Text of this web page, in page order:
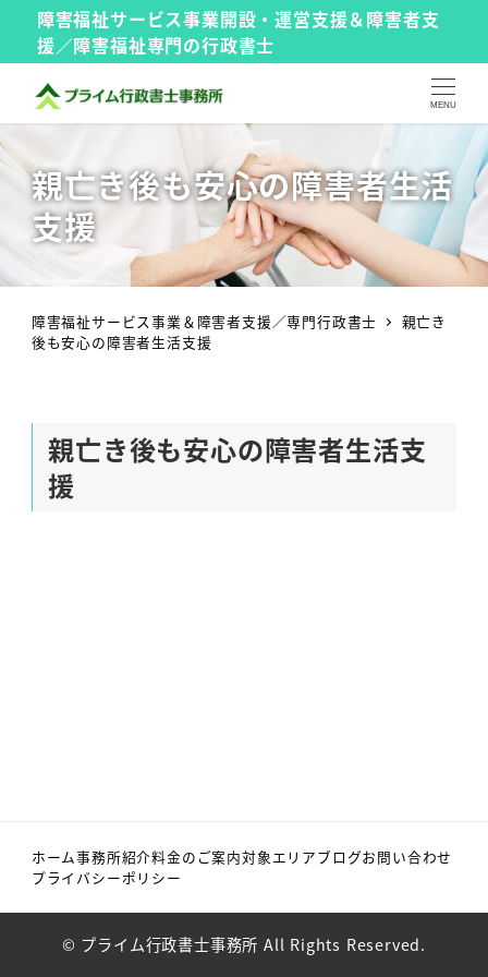
障害福祉サービス事業開設・運営支援＆障害者支
援／障害福祉専門の行政書士
MENU
親亡き後も安心の障害者生活
支援
障害福祉サービス事業＆障害者支援／専門行政書士
親亡き
後も安心の障害者生活支援
親亡き後も安心の障害者生活支
援
ホーム事務所紹介料金のご案内対象エリアブログお問い合わせ
プライバシーポリシー
© プライム行政書士事務所 All Rights Reserved.